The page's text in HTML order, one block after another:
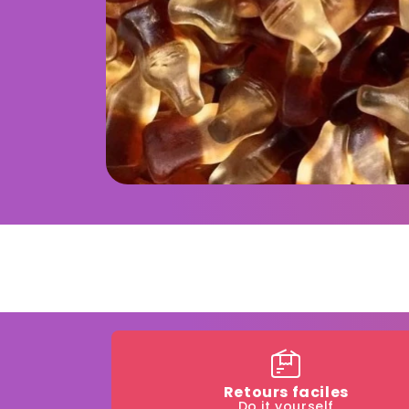
Retours faciles